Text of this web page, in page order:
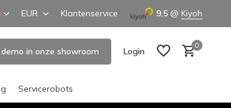
EUR Klantenservice 9,5 @ Kiyoh
in onze showroom Login
0
Servicerobots